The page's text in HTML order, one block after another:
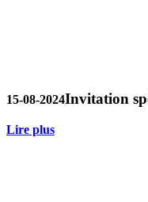
15-08-2024Invitation
Lire plus